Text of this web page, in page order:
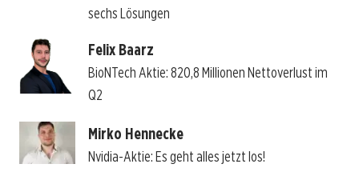
sechs Lösungen
Felix Baarz
BioNTech Aktie: 820,8 Millionen Nettoverlust im
Q2
Mirko Hennecke
Nvidia-Aktie: Es geht alles jetzt los!